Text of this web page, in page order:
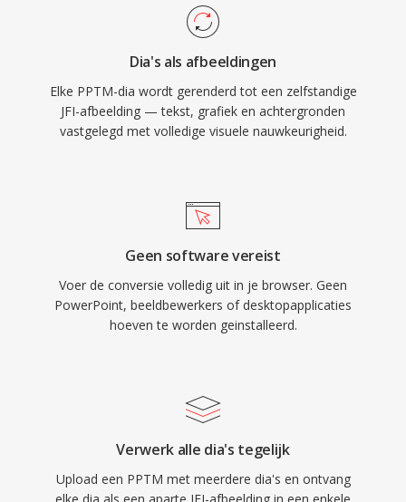
Dia's als afbeeldingen
Elke PPTM-dia wordt gerenderd tot een zelfstandige
JFI-afbeelding — tekst, grafiek en achtergronden
vastgelegd met volledige visuele nauwkeurigheid.
Geen software vereist
Voer de conversie volledig uit in je browser. Geen
PowerPoint, beeldbewerkers of desktopapplicaties
hoeven te worden geinstalleerd.
Verwerk alle dia's tegelijk
Upload een PPTM met meerdere dia's en ontvang